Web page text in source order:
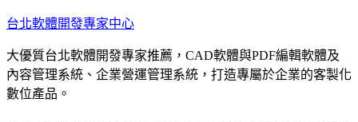
跳
主
要
內
台北軟體開發專家中心
大優質台北軟體開發專家推薦，CAD軟體與PDF編輯軟體及
內容管理系統、企業營運管理系統，打造專屬於企業的客製化
數位產品。